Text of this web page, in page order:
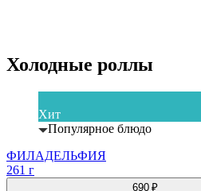
Холодные роллы
Хит
Популярное блюдо
ФИЛАДЕЛЬФИЯ
261 г
690 ₽